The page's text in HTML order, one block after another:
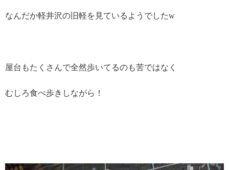
なんだか軽井沢の旧軽を見ているようでしたw
屋台もたくさんで全然歩いてるのも苦ではなく
むしろ食べ歩きしながら！